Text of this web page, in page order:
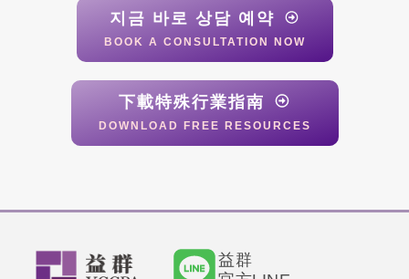
지금 바로 상담 예약
BOOK A CONSULTATION NOW
下載特殊行業指南
DOWNLOAD FREE RESOURCES
益群